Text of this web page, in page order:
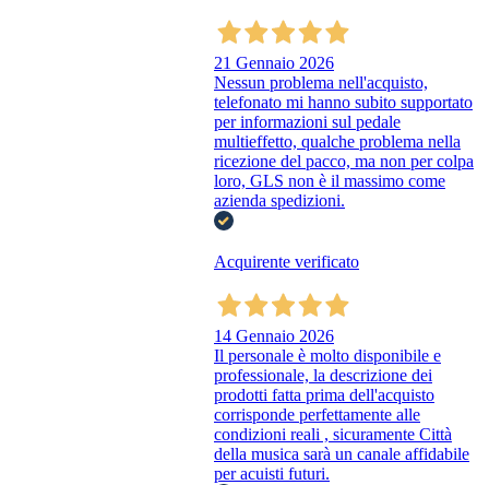
21 Gennaio 2026
Nessun problema nell'acquisto,
telefonato mi hanno subito supportato
per informazioni sul pedale
multieffetto, qualche problema nella
ricezione del pacco, ma non per colpa
loro, GLS non è il massimo come
azienda spedizioni.
Acquirente verificato
14 Gennaio 2026
Il personale è molto disponibile e
professionale, la descrizione dei
prodotti fatta prima dell'acquisto
corrisponde perfettamente alle
condizioni reali , sicuramente Città
della musica sarà un canale affidabile
per acuisti futuri.